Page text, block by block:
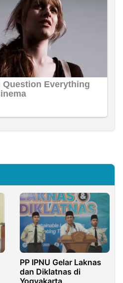
PP IPNU Gelar Laknas
dan Diklatnas di